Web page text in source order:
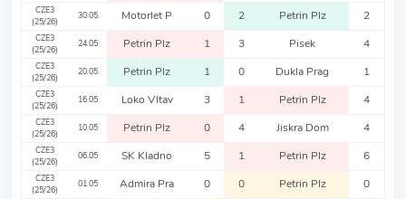
CZE3
(25/26)
30.05 Motorlet P 0 2 Petrin Plz 2
CZE3
(25/26)
24.05 Petrin Plz 1 3 Pisek 4
CZE3
(25/26)
20.05 Petrin Plz 1 0 Dukla Prag 1
CZE3
(25/26)
16.05 Loko Vltav 3 1 Petrin Plz 4
CZE3
(25/26)
10.05 Petrin Plz 0 4 Jiskra Dom 4
CZE3
(25/26)
06.05 SK Kladno 5 1 Petrin Plz 6
CZE3
(25/26)
01.05 Admira Pra 0 0 Petrin Plz 0